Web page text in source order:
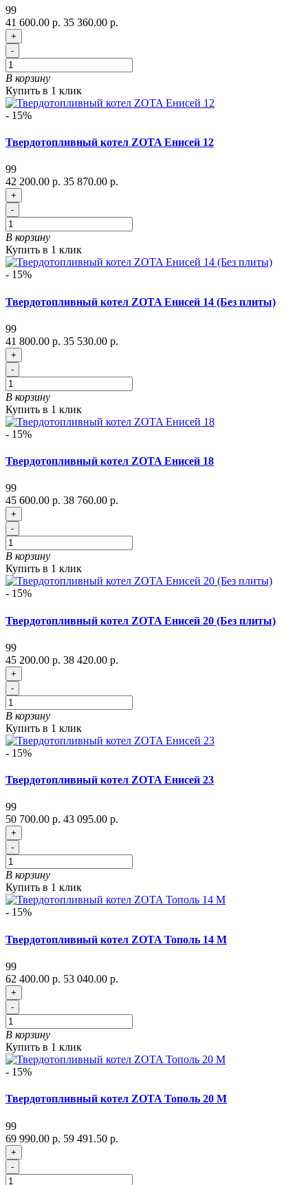
99
41 600.00 р. 35 360.00 р.
+
-
В корзину
Купить в 1 клик
- 15%
Твердотопливный котел ZOTA Енисей 12
99
42 200.00 р. 35 870.00 р.
+
-
В корзину
Купить в 1 клик
- 15%
Твердотопливный котел ZOTA Енисей 14 (Без плиты)
99
41 800.00 р. 35 530.00 р.
+
-
В корзину
Купить в 1 клик
- 15%
Твердотопливный котел ZOTA Енисей 18
99
45 600.00 р. 38 760.00 р.
+
-
В корзину
Купить в 1 клик
- 15%
Твердотопливный котел ZOTA Енисей 20 (Без плиты)
99
45 200.00 р. 38 420.00 р.
+
-
В корзину
Купить в 1 клик
- 15%
Твердотопливный котел ZOTA Енисей 23
99
50 700.00 р. 43 095.00 р.
+
-
В корзину
Купить в 1 клик
- 15%
Твердотопливный котел ZOTA Тополь 14 М
99
62 400.00 р. 53 040.00 р.
+
-
В корзину
Купить в 1 клик
- 15%
Твердотопливный котел ZOTA Тополь 20 М
99
69 990.00 р. 59 491.50 р.
+
-